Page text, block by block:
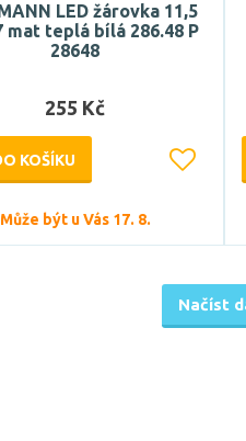
LED žárovka 11,5
mat teplá bílá 286.48 P
28648
255 Kč
KOŠÍKU
Může být u Vás 17. 8.
Načíst